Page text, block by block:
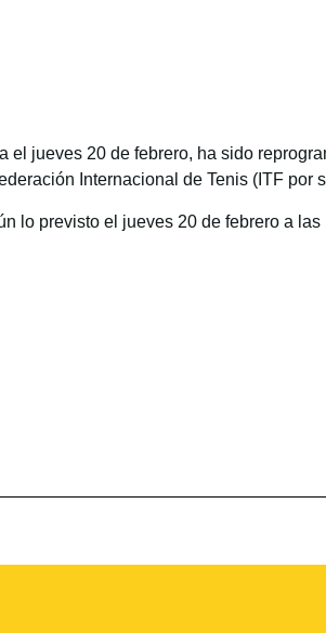
jueves 20 de febrero, ha sido
Internacional de Tenis (ITF por
lo previsto el jueves 20 de febrero a